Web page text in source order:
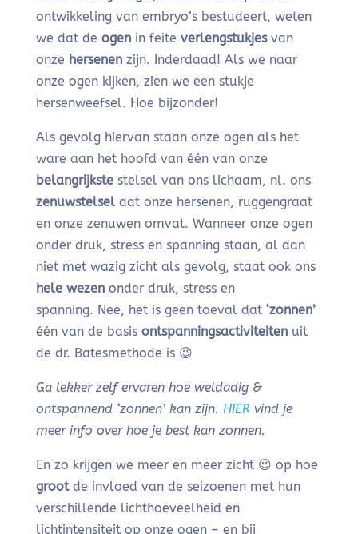
ontwikkeling van embryo’s bestudeert, weten
we dat de ogenin feite verlengstukjesvan
onze hersenenzijn. Inderdaad! Als we naar
onze ogen kijken, zien we een stukje
hersenweefsel. Hoe bijzonder!
Als gevolg hiervan staan onze ogen als het
ware aan het hoofd van één van onze
belangrijkste stelsel van ons lichaam, nl. ons
zenuwstelseldat onze hersenen, ruggengraat
en onze zenuwen omvat. Wanneer onze ogen
onder druk, stress en spanning staan, al dan
niet met wazig zicht als gevolg, staat ook ons
hele wezen onder druk, stress en
spanning. Nee, het is geen toeval dat ‘zonnen’
één van de basis ontspanningsactiviteitenuit
de dr. Batesmethode is 😉
Ga lekker zelf ervaren hoe weldadig &
ontspannend ‘zonnen’ kan zijn. HIERvind je
meer info over hoe je best kan zonnen.
En zo krijgen we meer en meer zicht 😉 op hoe
grootde invloed van de seizoenen met hun
verschillende lichthoeveelheid en
lichtintensiteit op onze ogen – en bij